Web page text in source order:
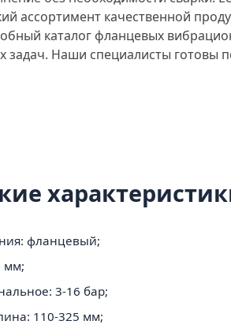
ассортимент качественной
каталог фланцевых
задач. Наши специалисты
фланцевый;
мм;
3-16 бар;
110-325 мм;